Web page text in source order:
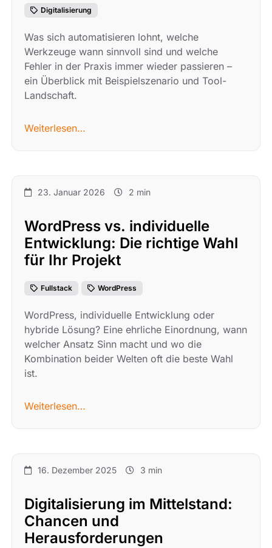
Digitalisierung
Was sich automatisieren lohnt, welche
Werkzeuge wann sinnvoll sind und welche
Fehler in der Praxis immer wieder passieren –
ein Überblick mit Beispielszenario und Tool-
Landschaft.
Weiterlesen…
23. Januar 2026 2 min
WordPress vs. individuelle
Entwicklung: Die richtige Wahl
für Ihr Projekt
Fullstack WordPress
WordPress, individuelle Entwicklung oder
hybride Lösung? Eine ehrliche Einordnung, wann
welcher Ansatz Sinn macht und wo die
Kombination beider Welten oft die beste Wahl
ist.
Weiterlesen…
16. Dezember 2025 3 min
Digitalisierung im Mittelstand:
Chancen und
Herausforderungen